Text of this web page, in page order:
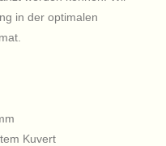
in der optimalen
Kuvert